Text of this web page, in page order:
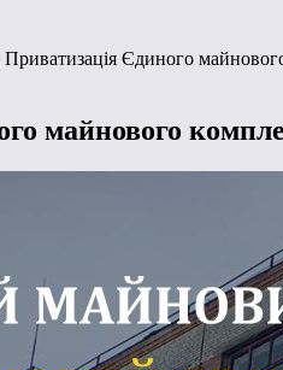
Приватизація Єдиного
майнового